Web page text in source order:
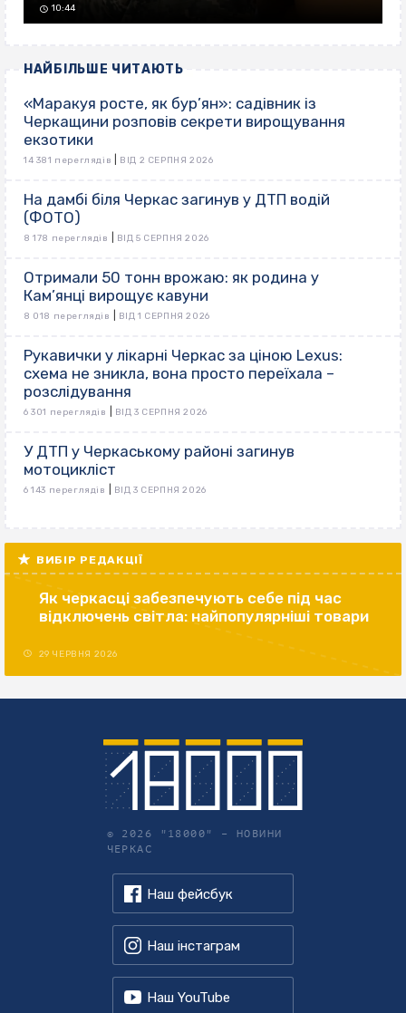
10:44
НАЙБІЛЬШЕ ЧИТАЮТЬ
«Маракуя росте, як бур’ян»: садівник із
Черкащини розповів секрети вирощування
екзотики
14 381 переглядів ВІД 2 СЕРПНЯ 2026
На дамбі біля Черкас загинув у ДТП водій
(ФОТО)
8 178 переглядів ВІД 5 СЕРПНЯ 2026
Отримали 50 тонн врожаю: як родина у
Кам’янці вирощує кавуни
8 018 переглядів ВІД 1 СЕРПНЯ 2026
Рукавички у лікарні Черкас за ціною Lexus:
схема не зникла, вона просто переїхала –
розслідування
6 301 переглядів ВІД 3 СЕРПНЯ 2026
У ДТП у Черкаському районі загинув
мотоцикліст
6 143 переглядів ВІД 3 СЕРПНЯ 2026
ВИБІР РЕДАКЦІЇ
Як черкасці забезпечують себе під час
відключень світла: найпопулярніші товари
29 ЧЕРВНЯ 2026
© 2026 "18000" – НОВИНИ
ЧЕРКАС
Наш фейсбук
Наш інстаграм
Наш YouTube